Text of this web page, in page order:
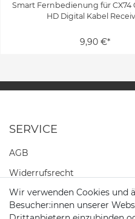
Smart Fernbedienung für CX74
HD Digital Kabel
9,90 €*
SERVICE
AGB
Widerrufs­recht
Daten­schutz­erklärung
Impressum
Wir verwenden Cookies und
Besucher:innen unserer